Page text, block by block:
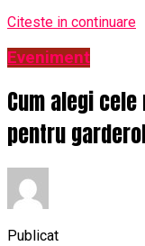
Citeste in continuare
Eveniment
Cum alegi
pentru
Publicat